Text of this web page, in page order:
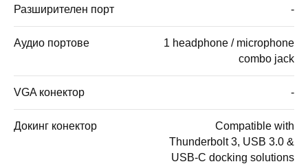
Разширителен порт -
Аудио портове
1 headphone / microphone
combo jack
VGA конектор -
Докинг конектор
Compatible with
Thunderbolt 3, USB 3.0 &
USB-C docking solutions